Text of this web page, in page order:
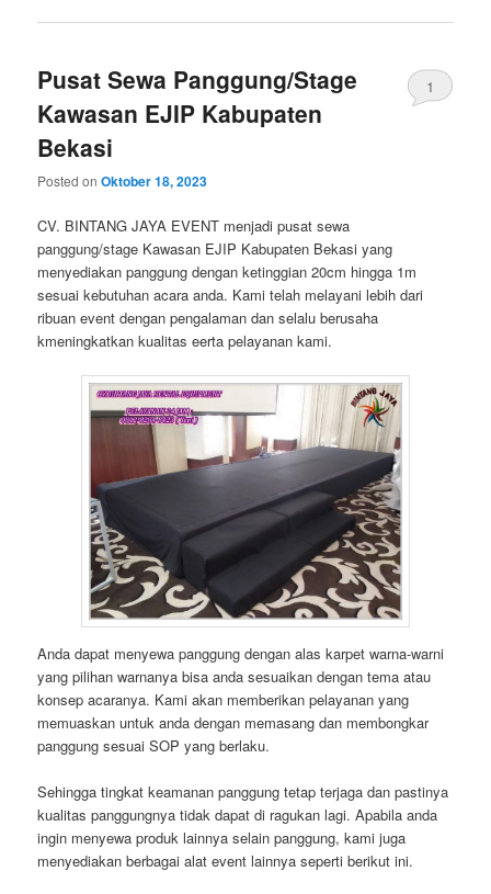
Pusat Sewa Panggung/Stage
Kawasan EJIP Kabupaten
Bekasi
Posted onOktober 18, 2023
1
CV. BINTANG JAYA EVENT menjadi pusat sewa
panggung/stage Kawasan EJIP Kabupaten Bekasi yang
menyediakan panggung dengan ketinggian 20cm hingga 1m
sesuai kebutuhan acara anda. Kami telah melayani lebih dari
ribuan event dengan pengalaman dan selalu berusaha
kmeningkatkan kualitas eerta pelayanan kami.
Anda dapat menyewa panggung dengan alas karpet warna-warni
yang pilihan warnanya bisa anda sesuaikan dengan tema atau
konsep acaranya. Kami akan memberikan pelayanan yang
memuaskan untuk anda dengan memasang dan membongkar
panggung sesuai SOP yang berlaku.
Sehingga tingkat keamanan panggung tetap terjaga dan pastinya
kualitas panggungnya tidak dapat di ragukan lagi. Apabila anda
ingin menyewa produk lainnya selain panggung, kami juga
menyediakan berbagai alat event lainnya seperti berikut ini.